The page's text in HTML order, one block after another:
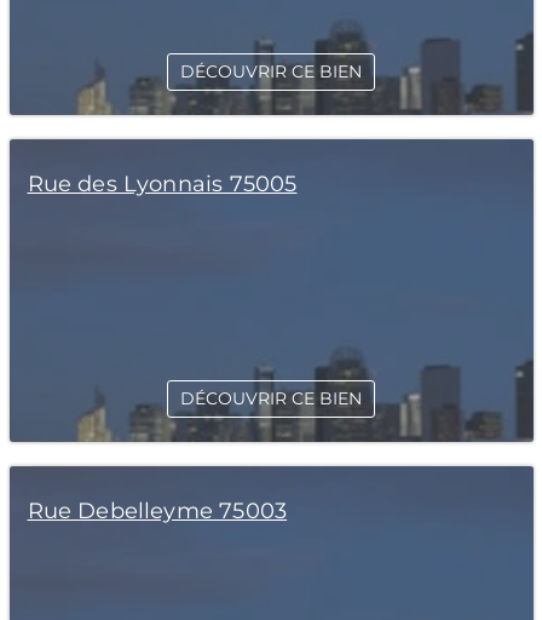
DÉCOUVRIR CE BIEN
Rue des Lyonnais 75005
DÉCOUVRIR CE BIEN
Rue Debelleyme 75003